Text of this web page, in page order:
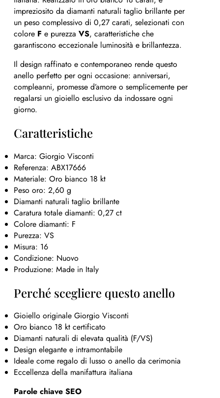
impreziosito da diamanti naturali taglio brillante per
un peso complessivo di 0,27 carati, selezionati con
colore F e purezza VS, caratteristiche che
garantiscono eccezionale luminosità e brillantezza.
Il design raffinato e contemporaneo rende questo
anello perfetto per ogni occasione: anniversari,
compleanni, promesse d’amore o semplicemente per
regalarsi un gioiello esclusivo da indossare ogni
giorno.
Caratteristiche
Marca: Giorgio Visconti
Referenza: ABX17666
Materiale: Oro bianco 18 kt
Peso oro: 2,60 g
Diamanti naturali taglio brillante
Caratura totale diamanti: 0,27 ct
Colore diamanti: F
Purezza: VS
Misura: 16
Condizione: Nuovo
Produzione: Made in Italy
Perché scegliere questo anello
Gioiello originale Giorgio Visconti
Oro bianco 18 kt certificato
Diamanti naturali di elevata qualità (F/VS)
Design elegante e intramontabile
Ideale come regalo di lusso o anello da cerimonia
Eccellenza della manifattura italiana
Parole chiave SEO